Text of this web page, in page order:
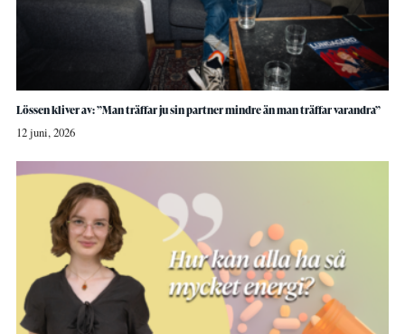
Lössen kliver av: ”Man träffar ju sin partner mindre än man träffar varandra”
12 juni, 2026